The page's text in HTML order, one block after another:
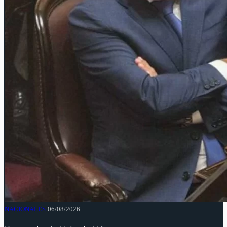
NACIONALES 06/08/2026